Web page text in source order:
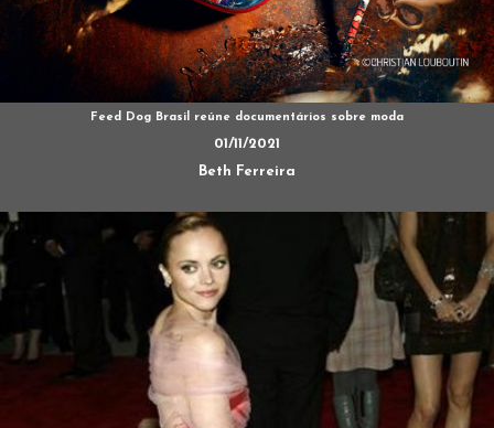
Feed Dog Brasil reúne documentários sobre moda
01/11/2021
Beth Ferreira